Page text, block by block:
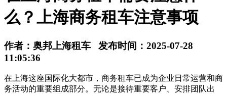
么？上海商务租车注意事项
作者：奥邦上海租车 发布时间：2025-07-28
11:05:36
在上海这座国际化大都市，商务租车已成为企业日常运营和商
务活动的重要组成部分。无论是接待重要客户、安排团队出